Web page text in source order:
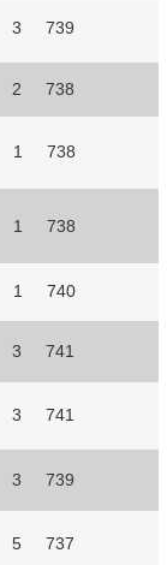
3 739
2 738
1 738
1 738
1 740
3 741
3 741
3 739
5 737